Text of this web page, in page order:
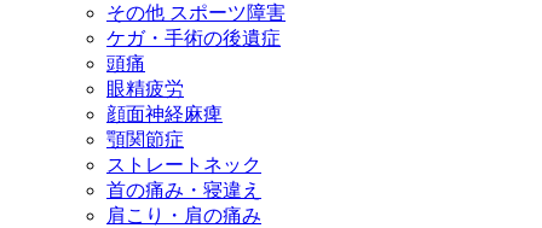
その他 スポーツ障害
ケガ・手術の後遺症
頭痛
眼精疲労
顔面神経麻痺
顎関節症
ストレートネック
首の痛み・寝違え
肩こり・肩の痛み